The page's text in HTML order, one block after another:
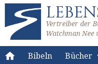
Vertreiber der
Watchman Nee
Bibeln Bücher